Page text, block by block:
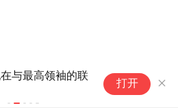
与最高领袖的联
协议接近达
节 美方再提
打开